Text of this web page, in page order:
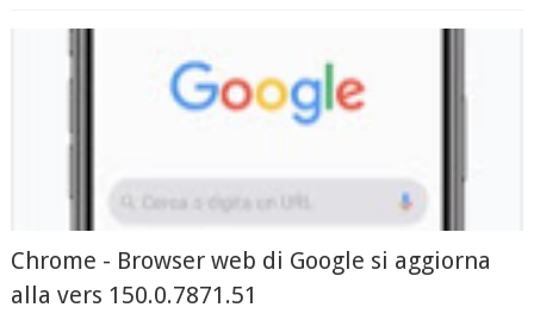
Chrome - Browser web di Google si aggiorna
alla vers 150.0.7871.51